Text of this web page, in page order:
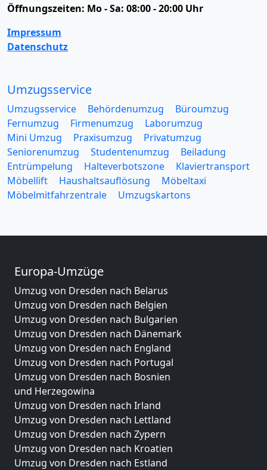
Öffnungszeiten: Mo - Sa: 08:00 - 20:00 Uhr
Impressum
Datenschutz
Umzugsservice
Umzugsservice Behördenumzug
Büroumzug
Fernumzug
Firmenumzug
Laborumzug
Mini Umzug
Praxisumzug
Privatumzug
Seniorenumzug
Studentenumzug
Beiladung
Entrümpelung
Halteverbotszone
Klaviertransport
Möbellift
Haushaltsauflösung
Möbeltaxi
Möbelmitfahrzentrale
Umzugskartons
Europa-Umzüge
Umzug von Dresden nach Belarus
Umzug von Dresden nach Belgien
Umzug von Dresden nach Bulgarien
Umzug von Dresden nach Dänemark
Umzug von Dresden nach England
Umzug von Dresden nach Portugal
Umzug von Dresden nach Bosnien
und Herzegowina
Umzug von Dresden nach Irland
Umzug von Dresden nach Lettland
Umzug von Dresden nach Zypern
Umzug von Dresden nach Kroatien
Umzug von Dresden nach Estland